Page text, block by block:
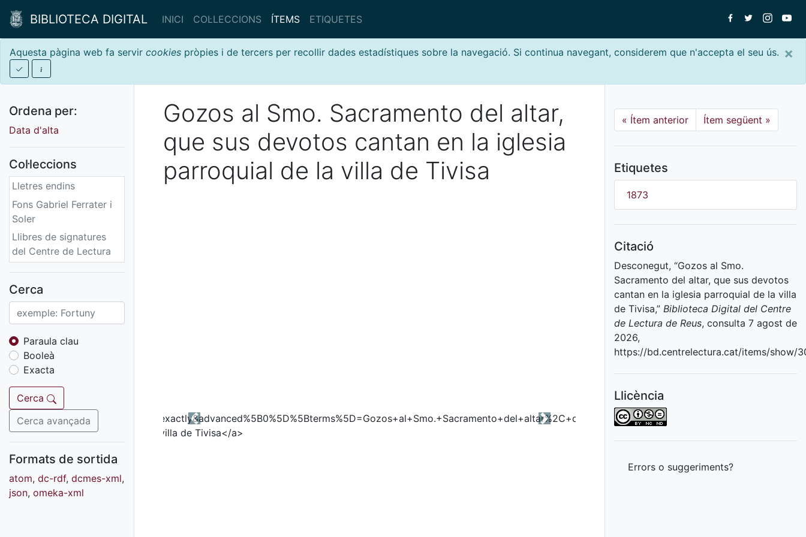
BIBLIOTECA DIGITAL INICI COL·LECCIONS ÍTEMS ETIQUETES
×
Aquesta pàgina web fa servir cookies pròpies i de tercers per recollir dades estadístiques sobre la navegació. Si continua navegant, considerem que n'accepta el seu ús.
Ordena per:
Data d'alta
Col·leccions
Lletres endins
Fons Gabriel Ferrater i
Soler
Llibres de signatures
del Centre de Lectura
Fons sonor de Ràdio
Reus
Cartells
Fons audiovisual
Fons local
Fons sonor
Goigs
Fons fotogràfic
Fons d'art
Cerca
Paraula clau
Booleà
Exacta
Cerca
Cerca avançada
Formats de sortida
atom, dc-rdf, dcmes-xml,
json, omeka-xml
Gozos al Smo. Sacramento del altar,
que sus devotos cantan en la iglesia
parroquial de la villa de Tivisa
Previous Next
« Ítem anterior Ítem següent »
Etiquetes
1873
Citació
Desconegut, “Gozos al Smo.
Sacramento del altar, que sus devotos
cantan en la iglesia parroquial de la villa
de Tivisa,” Biblioteca Digital del Centre
de Lectura de Reus, consulta 7 agost de
2026,
https://bd.centrelectura.cat/items/show/
Llicència
Errors o suggeriments?